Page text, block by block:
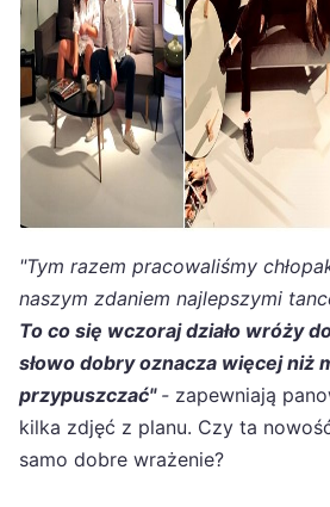
"Tym razem pracowaliśmy
naszym zdaniem najlepszymi
To co się wczoraj działo wróży
słowo dobry oznacza więcej niż
przypuszczać" - zapewniają
kilka zdjęć z planu. Czy ta
samo dobre wrażenie?